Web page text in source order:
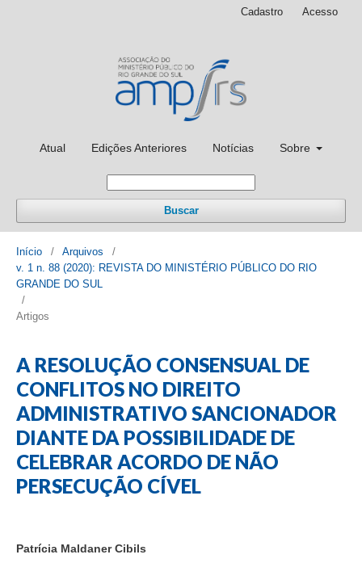
Atual Edições Anteriores Notícias Sobre
Buscar
Cadastro Acesso
Início / Arquivos
/
v. 1 n. 88 (2020): REVISTA DO MINISTÉRIO PÚBLICO DO RIO
GRANDE DO SUL
/
Artigos
A RESOLUÇÃO CONSENSUAL DE
CONFLITOS NO DIREITO
ADMINISTRATIVO SANCIONADOR
DIANTE DA POSSIBILIDADE DE
CELEBRAR ACORDO DE NÃO
PERSECUÇÃO CÍVEL
Patrícia Maldaner Cibils